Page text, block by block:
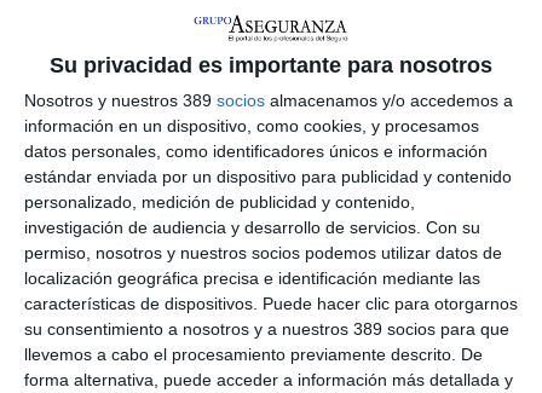
Su privacidad es importante para nosotros
Nosotros y nuestros 389 socios almacenamos y/o accedemos a
información en un dispositivo, como cookies, y procesamos
datos personales, como identificadores únicos e información
estándar enviada por un dispositivo para publicidad y contenido
personalizado, medición de publicidad y contenido,
investigación de audiencia y desarrollo de servicios. Con su
permiso, nosotros y nuestros socios podemos utilizar datos de
localización geográfica precisa e identificación mediante las
características de dispositivos. Puede hacer clic para otorgarnos
su consentimiento a nosotros y a nuestros 389 socios para que
llevemos a cabo el procesamiento previamente descrito. De
forma alternativa, puede acceder a información más detallada y
funcionales y operativas de forma inmediata, contextualizada y
autónoma". Permite a los usuarios consultar cómo ejecutar
procesos dentro del ERP, obtener explicaciones claras sobre
relacionados de la nueva base de conocimiento desarrollada
por MPM, que alimenta y enriquece continuamente las
capacidades del asistente.
Detalla que la interacción con EVIA se basa en un modelo
conversacional natural por el que el usuario formula una
pregunta y el asistente proporciona una "respuesta
instantánea, precisa y adaptada al contexto de uso". Pone
como ejemplos de preguntas: "¿Cómo emitir una póliza?,
¿Cómo modificar un recibo?, ¿Cómo dar de alta un cliente?,
¿Cómo realizar una domiciliación bancaria?, o ¿Cómo activar
el integrador de servicios para una compañía concreta?".
Además, "el sistema ha sido diseñado para ofrecer respuestas